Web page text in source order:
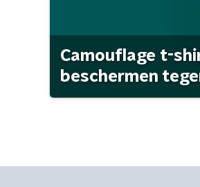
Camouflage t-
beschermen